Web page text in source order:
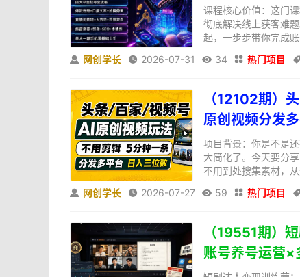
课程核心价值：这门
彻底解决线上获客难
起，一步步带你完成
 网创学长  2026-07-31  34  热门项目
（12102期）
原创视频分发
项目背景：你是不是
大简化了。今天要分
不用到处搜集素材，
 网创学长  2026-07-27  59  热门项目
（19551期）
账号养号运营